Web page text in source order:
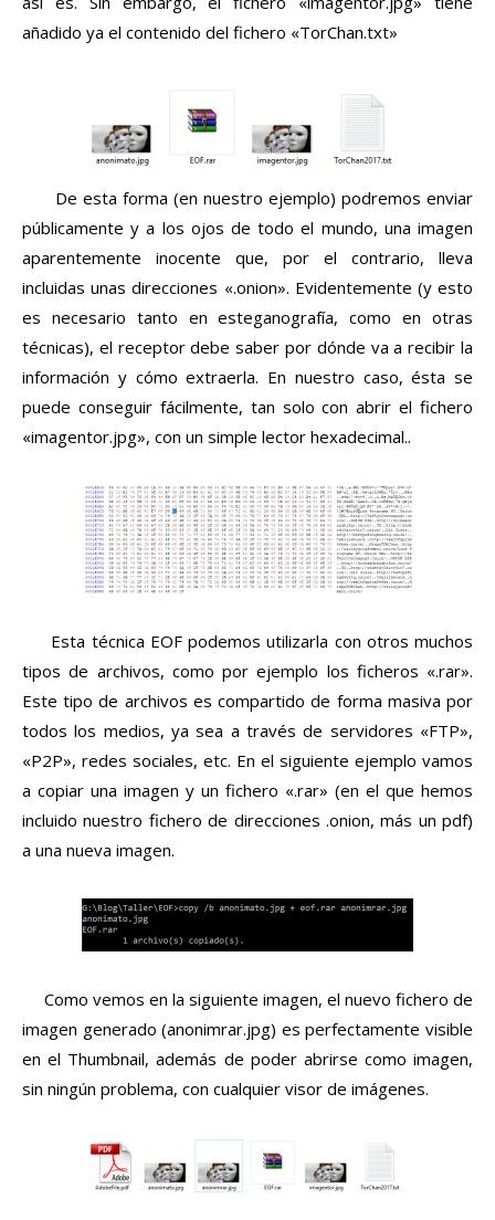
añadido ya el contenido del fichero «TorChan.txt»
De esta forma (en nuestro ejemplo) podremos enviar
públicamente y a los ojos de todo el mundo, una imagen
aparentemente inocente que, por el contrario, lleva
incluidas unas direcciones «.onion». Evidentemente (y esto
es necesario tanto en esteganografía, como en otras
técnicas), el receptor debe saber por dónde va a recibir la
información y cómo extraerla. En nuestro caso, ésta se
puede conseguir fácilmente, tan solo con abrir el fichero
«imagentor.jpg», con un simple lector hexadecimal..
Esta técnica EOF podemos utilizarla con otros muchos
tipos de archivos, como por ejemplo los ficheros «.rar».
Este tipo de archivos es compartido de forma masiva por
todos los medios, ya sea a través de servidores «FTP»,
«P2P», redes sociales, etc. En el siguiente ejemplo vamos
a copiar una imagen y un fichero «.rar» (en el que hemos
incluido nuestro fichero de direcciones .onion, más un pdf)
a una nueva imagen.
Como vemos en la siguiente imagen, el nuevo fichero de
imagen generado (anonimrar.jpg) es perfectamente visible
en el Thumbnail, además de poder abrirse como imagen,
sin ningún problema, con cualquier visor de imágenes.